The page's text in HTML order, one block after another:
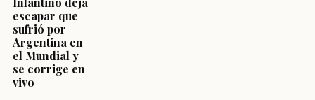
escapar que
sufrió por
Argentina en
el Mundial y
se corrige en
vivo